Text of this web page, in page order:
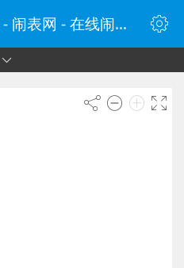
10:20闹钟 - 闹钟网 - 闹表网 - 在线闹钟 - 时钟网